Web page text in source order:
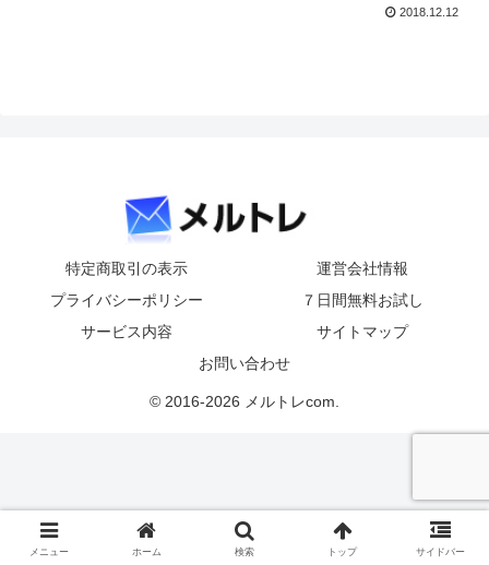
2018.12.12
特定商取引の表示
運営会社情報
プライバシーポリシー
７日間無料お試し
サービス内容
サイトマップ
お問い合わせ
© 2016-2026 メルトレcom.
メニュー ホーム 検索 トップ サイドバー